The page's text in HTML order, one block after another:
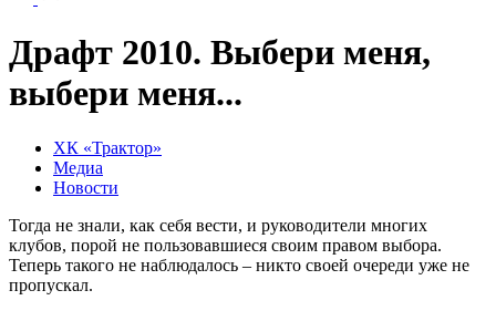
Драфт 2010. Выбери меня,
выбери меня...
ХК «Трактор»
Медиа
Новости
Тогда не знали, как себя вести, и руководители многих
клубов, порой не пользовавшиеся своим правом выбора.
Теперь такого не наблюдалось – никто своей очереди уже не
пропускал.